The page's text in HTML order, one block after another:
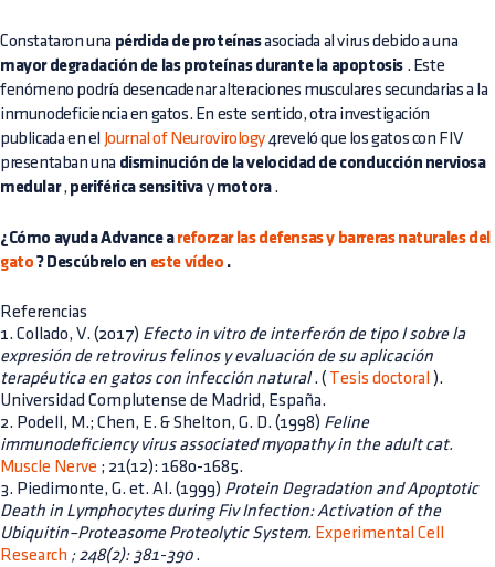
Constataron una pérdida de proteínasasociada al virus debido a una
mayor degradación de las proteínas durante la apoptosis . Este
fenómeno podría desencadenar alteraciones musculares secundarias a la
inmunodeficiencia en gatos. En este sentido, otra investigación
publicada en el
Journal of Neurovirology 4reveló que los gatos con FIV
presentaban una disminución de la velocidad de conducción nerviosa
medular, periférica sensitiva y motora.
¿Cómo ayuda Advance areforzar las defensas y barreras naturales del
gato? Descúbrelo en este vídeo .
Referencias
1. Collado, V. (2017) Efecto in vitro de interferón de tipo I sobre la
expresión de retrovirus felinos y evaluación de su aplicación
terapéutica en gatos con infección natural. ( Tesis doctoral ).
Universidad Complutense de Madrid, España.
2. Podell, M.; Chen, E. & Shelton, G. D. (1998) Feline
immunodeficiency virus associated myopathy in the adult cat.
Muscle Nerve ; 21(12): 1680-1685.
3. Piedimonte, G. et. Al. (1999) Protein Degradation and Apoptotic
Death in Lymphocytes during Fiv Infection: Activation of the
Ubiquitin–Proteasome Proteolytic System. Experimental Cell
Research ; 248(2): 381-390.